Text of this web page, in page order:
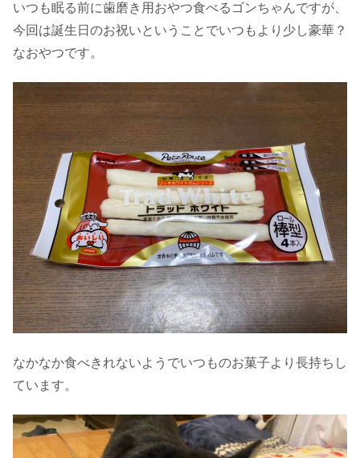
いつも眠る前に歯磨き用おやつ食べるゴンちゃんですが、
今回は誕生日のお祝いということでいつもより少し豪華？
なおやつです。
なかなか食べきれないようでいつものお菓子より長持ちし
ています。